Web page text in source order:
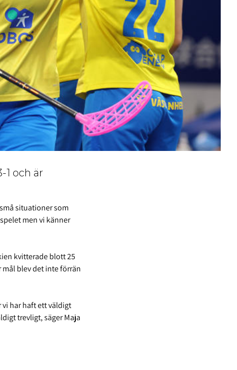
och är
situationer som
men vi känner
kvitterade blott 25
mål blev det inte förrän
vi har haft ett väldigt
trevligt, säger Maja